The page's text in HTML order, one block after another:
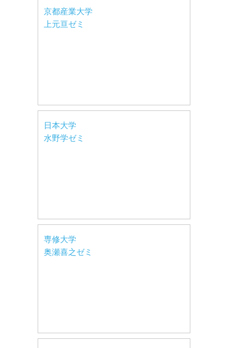
京都産業大学
上元亘ゼミ
日本大学
水野学ゼミ
専修大学
奥瀬喜之ゼミ